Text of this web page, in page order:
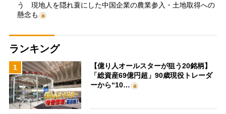
う 現地人を隠れ蓑にした中国企業の農業参入・土地取得への
懸念も
ランキング
1
【億り人オールスターが狙う20銘柄】
「総資産69億円超」90歳現役トレーダ
ーから“10…